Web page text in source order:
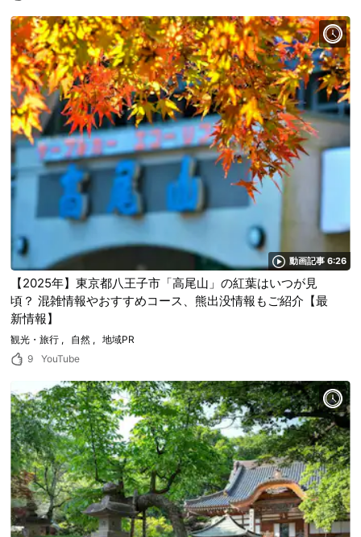
動画記事 6:26
【2025年】東京都八王子市「高尾山」の紅葉はいつが見
頃？ 混雑情報やおすすめコース、熊出没情報もご紹介【最
新情報】
観光・旅行 自然
地域PR
9
YouTube